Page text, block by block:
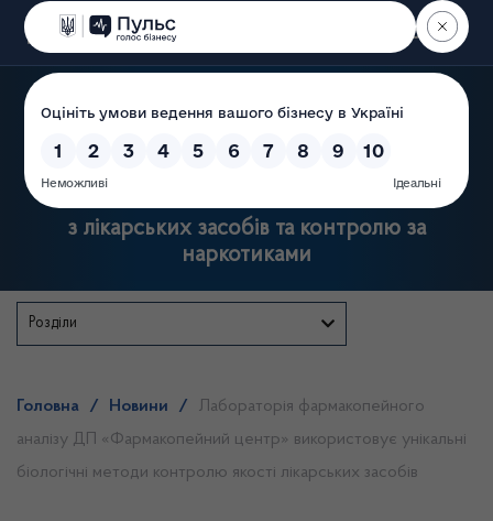
Пошук
Державна служба України
з лікарських засобів та контролю за
наркотиками
Розділи
Головна / Новини /
Лабораторія фармакопейного
аналізу ДП «Фармакопейний центр» використовує унікальні
біологічні методи контролю якості лікарських засобів